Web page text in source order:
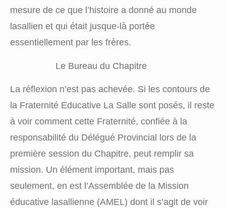
mesure de ce que l’histoire a donné au monde
lasallien et qui était jusque-là portée
essentiellement par les frères.
Le Bureau du Chapitre
La réflexion n’est pas achevée. Si les contours de
la Fraternité Educative La Salle sont posés, il reste
à voir comment cette Fraternité, confiée à la
responsabilité du Délégué Provincial lors de la
première session du Chapitre, peut remplir sa
mission. Un élément important, mais pas
seulement, en est l’Assemblée de la Mission
éducative lasallienne (AMEL) dont il s’agit de voir